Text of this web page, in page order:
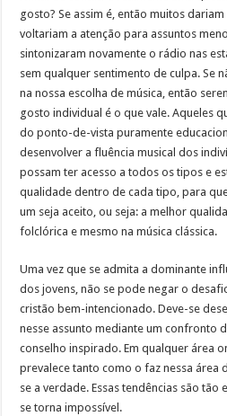
gosto? Se assim é, então muitos
voltariam a atenção para assuntos
sintonizaram novamente o rádio nas
sem qualquer sentimento de culpa. Se
na nossa escolha de música, então
gosto individual é o que vale. Aqueles
do ponto-de-vista puramente
desenvolver a fluência musical dos
possam ter acesso a todos os tipos e
qualidade dentro de cada tipo, para
um seja aceito, ou seja: a melhor
folclórica e mesmo na música clássica.
Uma vez que se admita a dominante
dos jovens, não se pode negar o
cristão bem-intencionado. Deve-se
nesse assunto mediante um confronto
conselho inspirado. Em qualquer área
prevalece tanto como o faz nessa área
se a verdade. Essas tendências são
se torna impossível.